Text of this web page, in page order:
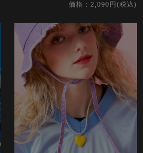
価格：2,090円(税込)